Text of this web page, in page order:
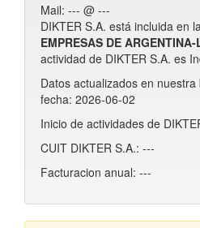
Mail: --- @ ---
DIKTER S.A. está incluida en
EMPRESAS DE ARGENTINA-
actividad de DIKTER S.A. es
Datos actualizados en
fecha: 2026-06-02
Inicio de actividades de
CUIT DIKTER S.A.: ---
Facturacion anual: ---